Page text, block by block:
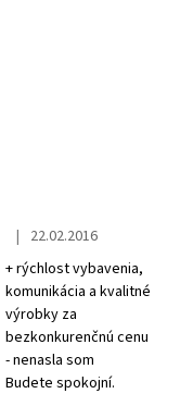
The store rating is 5 out of 5
| 22.02.2016
+ rýchlost vybavenia,
komunikácia a kvalitné
výrobky za
bezkonkurenčnú cenu
- nenasla som
Budete spokojní.